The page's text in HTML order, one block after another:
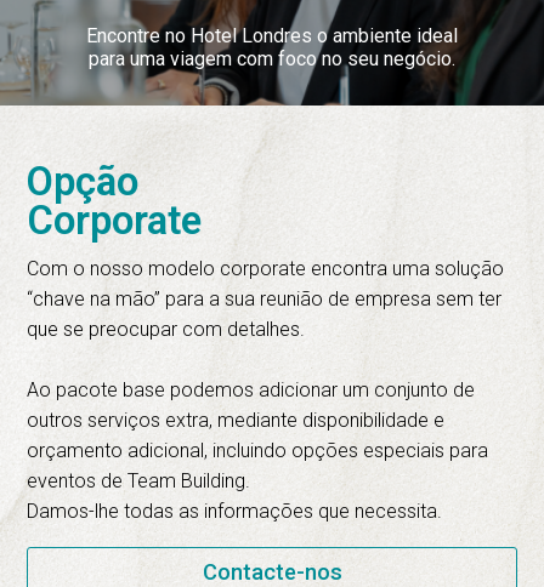
Encontre no Hotel Londres o ambiente ideal
para uma viagem com foco no seu negócio.
Opção
Corporate
Com o nosso modelo corporate encontra uma solução
“chave na mão” para a sua reunião de empresa sem ter
que se preocupar com detalhes.
Ao pacote base podemos adicionar um conjunto de
outros serviços extra, mediante disponibilidade e
orçamento adicional, incluindo opções especiais para
eventos de Team Building.
Damos-lhe todas as informações que necessita.
Contacte-nos